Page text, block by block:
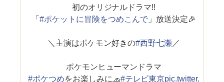
初のオリジナルドラマ‼️
「#ポケットに冒険をつめこんで」放送決定🎉
＼主演はポケモン好きの#西野七瀬／
ポケモンヒューマンドラマ
#ポケつめをお楽しみに🧢#テレビ東京pic.twitter.